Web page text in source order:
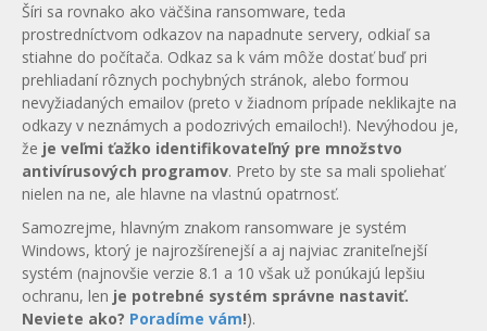
Šíri sa rovnako ako väčšina ransomware, teda
prostredníctvom odkazov na napadnute servery, odkiaľ sa
stiahne do počítača. Odkaz sa k vám môže dostať buď pri
prehliadaní rôznych pochybných stránok, alebo formou
nevyžiadaných emailov (preto v žiadnom prípade neklikajte na
odkazy v neznámych a podozrivých emailoch!). Nevýhodou je,
že je veľmi ťažko identifikovateľný pre množstvo
antivírusových programov. Preto by ste sa mali spoliehať
nielen na ne, ale hlavne na vlastnú opatrnosť.
Samozrejme, hlavným znakom ransomware je systém
Windows, ktorý je najrozšírenejší a aj najviac zraniteľnejší
systém (najnovšie verzie 8.1 a 10 však už ponúkajú lepšiu
ochranu, len je potrebné systém správne nastaviť.
Neviete ako? Poradíme vám!).